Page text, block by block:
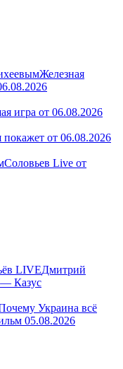
Железная
игра от 06.08.2026
покажет от 06.08.2026
Соловьев Live от
Дмитрий
— Казус
Украина всё
05.08.2026